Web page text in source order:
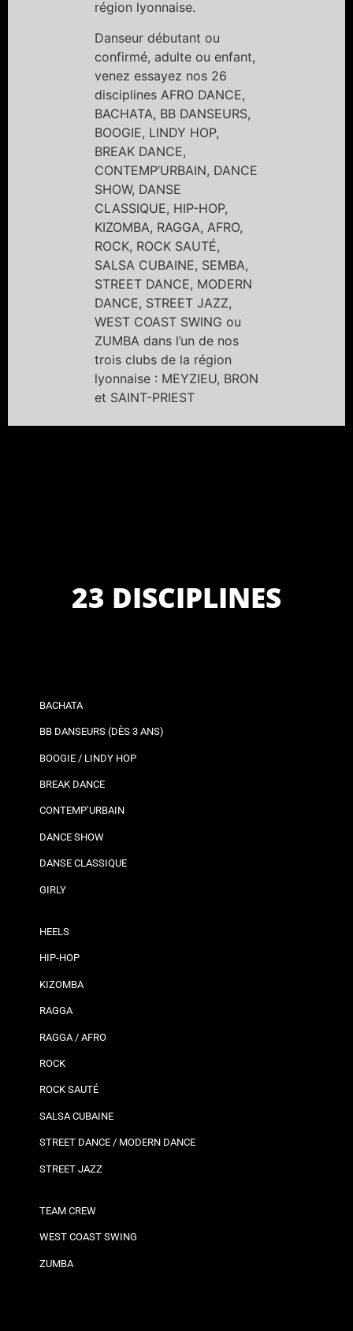
région lyonnaise.
Danseur débutant ou
confirmé, adulte ou enfant,
venez essayez nos 26
disciplines AFRO DANCE,
BACHATA, BB DANSEURS,
BOOGIE, LINDY HOP,
BREAK DANCE,
CONTEMP’URBAIN, DANCE
SHOW, DANSE
CLASSIQUE, HIP-HOP,
KIZOMBA, RAGGA, AFRO,
ROCK, ROCK SAUTÉ,
SALSA CUBAINE, SEMBA,
STREET DANCE, MODERN
DANCE, STREET JAZZ,
WEST COAST SWING ou
ZUMBA dans l’un de nos
trois clubs de la région
lyonnaise : MEYZIEU, BRON
et SAINT-PRIEST
23 DISCIPLINES
BACHATA
BB DANSEURS (DÈS 3 ANS)
BOOGIE / LINDY HOP
BREAK DANCE
CONTEMP’URBAIN
DANCE SHOW
DANSE CLASSIQUE
GIRLY
HEELS
HIP-HOP
KIZOMBA
RAGGA
RAGGA / AFRO
ROCK
ROCK SAUTÉ
SALSA CUBAINE
STREET DANCE / MODERN DANCE
STREET JAZZ
TEAM CREW
WEST COAST SWING
ZUMBA